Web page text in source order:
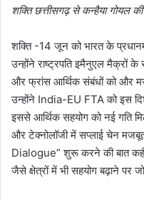
शक्ति छत्तीसगढ़ से कन्हैया गोयल
शक्ति -14 जून को भारत के
उन्होंने राष्ट्रपति इमैनुएल मैक्रों के
और फ्रांस आर्थिक संबंधों को और
उन्होंने India-EU FTA को इस
इससे आर्थिक सहयोग को नई गति
और टेक्नोलॉजी में सप्लाई चेन
Dialogue” शुरू करने की बात
जैसे क्षेत्रों में भी सहयोग बढ़ाने पर